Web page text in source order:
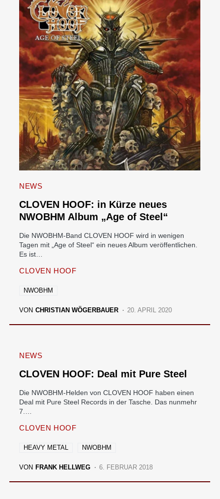
NEWS
CLOVEN HOOF: in Kürze neues
NWOBHM Album „Age of Steel“
Die NWOBHM-Band CLOVEN HOOF wird in wenigen
Tagen mit „Age of Steel“ ein neues Album veröffentlichen.
Es ist…
CLOVEN HOOF
NWOBHM
VON CHRISTIAN WÖGERBAUER 20. APRIL 2020
NEWS
CLOVEN HOOF: Deal mit Pure Steel
Die NWOBHM-Helden von CLOVEN HOOF haben einen
Deal mit Pure Steel Records in der Tasche. Das nunmehr
7.…
CLOVEN HOOF
HEAVY METAL NWOBHM
VON FRANK HELLWEG 6. FEBRUAR 2018